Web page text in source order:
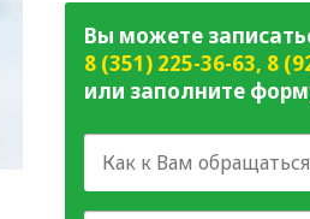
Вы можете
8 (351) 225-36-63, 8
или заполните